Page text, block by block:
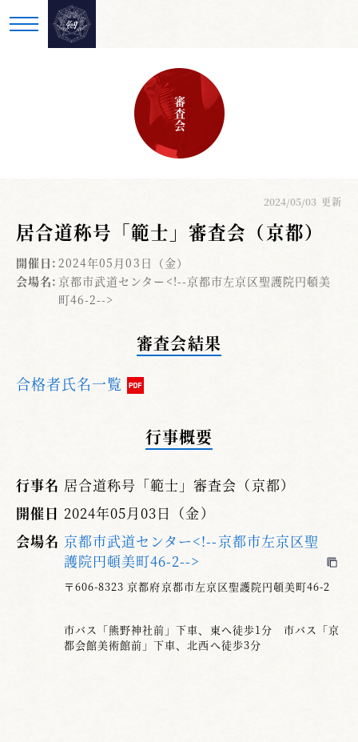
審査会
2024/05/03 更新
居合道称号「範士」審査会（京都）
開催日: 2024年05月03日（金）
会場名: 京都市武道センター<!--京都市左京区聖護院円頓美
町46-2-->
審査会結果
合格者氏名一覧
行事概要
行事名 居合道称号「範士」審査会（京都）
開催日 2024年05月03日（金）
会場名 京都市武道センター<!--京都市左京区聖
護院円頓美町46-2-->
〒606-8323 京都府京都市左京区聖護院円頓美町46-2
市バス「熊野神社前」下車、東へ徒歩1分 市バス「京
都会館美術館前」下車、北西へ徒歩3分